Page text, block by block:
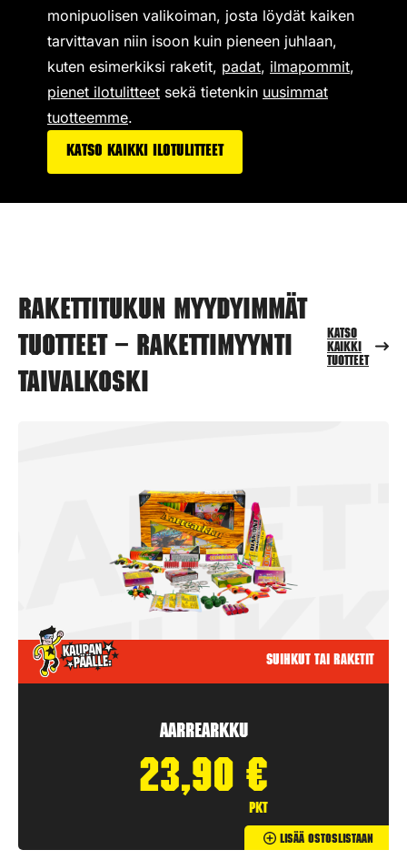
monipuolisen valikoiman, josta löydät kaiken
tarvittavan niin isoon kuin pieneen juhlaan,
kuten esimerkiksi raketit, padat, ilmapommit,
pienet ilotulitteet sekä tietenkin uusimmat
tuotteemme.
Katso kaikki ilotulitteet
Rakettitukun myydyimmät
tuotteet – Rakettimyynti
Taivalkoski
Katso
kaikki
tuotteet
Suihkut tai raketit
Aarrearkku
23,90 €
pkt
Lisää Ostoslistaan